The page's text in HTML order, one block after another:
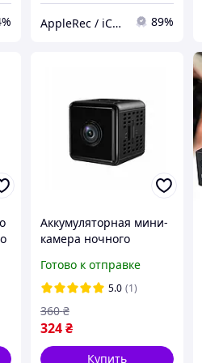
AppleRec / iCraft 89%
Аккумуляторная мини-
камера ночного
HP227
Готово к отправке
5.0 (1)
324 ₴
360 ₴
Купить